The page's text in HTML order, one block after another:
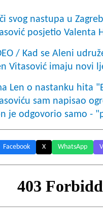
svog nastupa u
posjetio Valenta
/ Kad se Aleni
Vitasović imaju novi
Len o nastanku hita
sam napisao
je odgovorio samo -
Facebook X WhatsApp